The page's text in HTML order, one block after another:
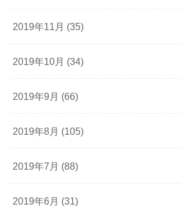
2019年11月 (35)
2019年10月 (34)
2019年9月 (66)
2019年8月 (105)
2019年7月 (88)
2019年6月 (31)